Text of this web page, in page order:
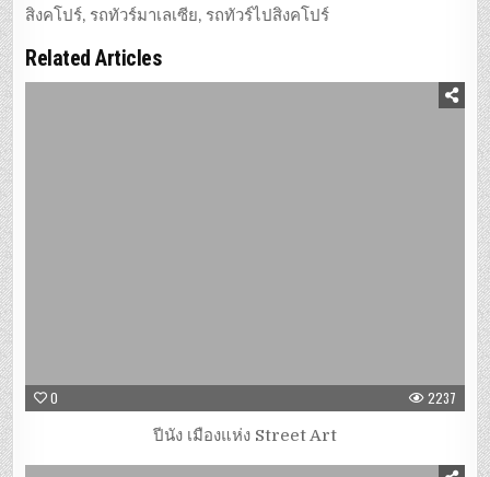
สิงคโปร์, รถทัวร์มาเลเซีย, รถทัวร์ไปสิงคโปร์
Related Articles
0 2237
ปีนัง เมืองแห่ง Street Art